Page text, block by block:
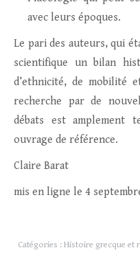
avec leurs époques.
Le pari des auteurs, qui
scientifique un bilan
d’ethnicité, de mobilité
recherche par de
débats est amplement
ouvrage de référence.
Claire Barat
mis en ligne le 4
Catégories : Histoire grecque et